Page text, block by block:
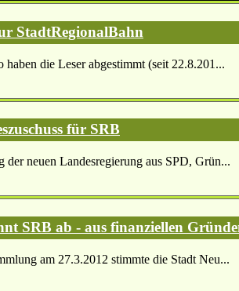
StadtRegionalBahn
haben die Leser abgestimmt (seit 22.8.201...
für SRB
der neuen Landesregierung aus SPD, Grün...
SRB ab - aus finanziellen
am 27.3.2012 stimmte die Stadt Neu...